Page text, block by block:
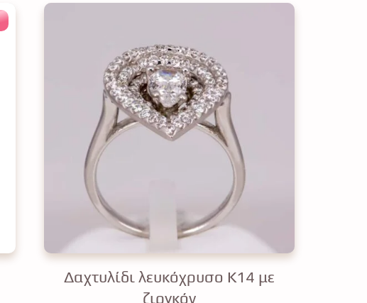
Δαχτυλίδι λευκόχρυσο Κ14 με
ζιργκόν